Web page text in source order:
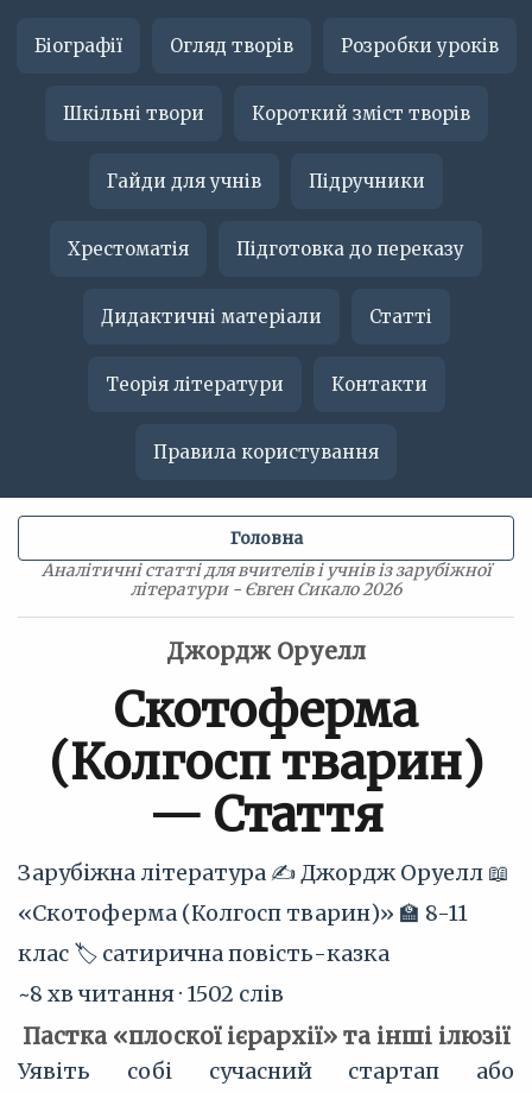
Біографії Огляд творів Розробки уроків
Шкільні твори Короткий зміст творів
Гайди для учнів Підручники
Хрестоматія Підготовка до переказу
Дидактичні матеріали Статті
Теорія літератури Контакти
Правила користування
Аналітичні статті для вчителів і учнів із зарубіжної
літератури - Євген Сикало 2026
Головна
Джордж Оруелл
Скотоферма
(Колгосп тварин)
— Стаття
Зарубіжна література✍️ Джордж Оруелл 📖
«Скотоферма (Колгосп тварин)» 🏫 8-11
клас 🏷 сатирична повість-казка
~8 хв читання · 1502 слів
Пастка «плоскої ієрархії» та інші ілюзії
Уявіть собі сучасний стартап або